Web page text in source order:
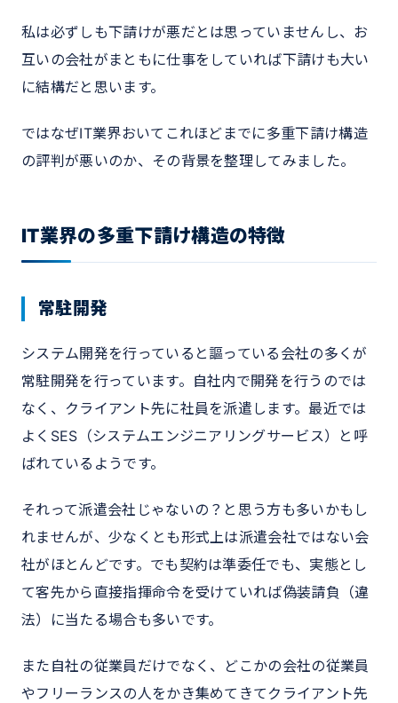
私は必ずしも下請けが悪だとは思っていませんし、お
互いの会社がまともに仕事をしていれば下請けも大い
に結構だと思います。
ではなぜIT業界おいてこれほどまでに多重下請け構造
の評判が悪いのか、その背景を整理してみました。
IT業界の多重下請け構造の特徴
常駐開発
システム開発を行っていると謳っている会社の多くが
常駐開発を行っています。自社内で開発を行うのでは
なく、クライアント先に社員を派遣します。最近では
よくSES（システムエンジニアリングサービス）と呼
ばれているようです。
それって派遣会社じゃないの？と思う方も多いかもし
れませんが、少なくとも形式上は派遣会社ではない会
社がほとんどです。でも契約は準委任でも、実態とし
て客先から直接指揮命令を受けていれば偽装請負（違
法）に当たる場合も多いです。
また自社の従業員だけでなく、どこかの会社の従業員
やフリーランスの人をかき集めてきてクライアント先